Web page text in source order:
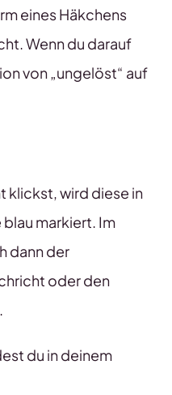
eines Häkchens
Wenn du darauf
von „ungelöst“ auf
klickst, wird diese in
markiert. Im
dann der
oder den
du in deinem